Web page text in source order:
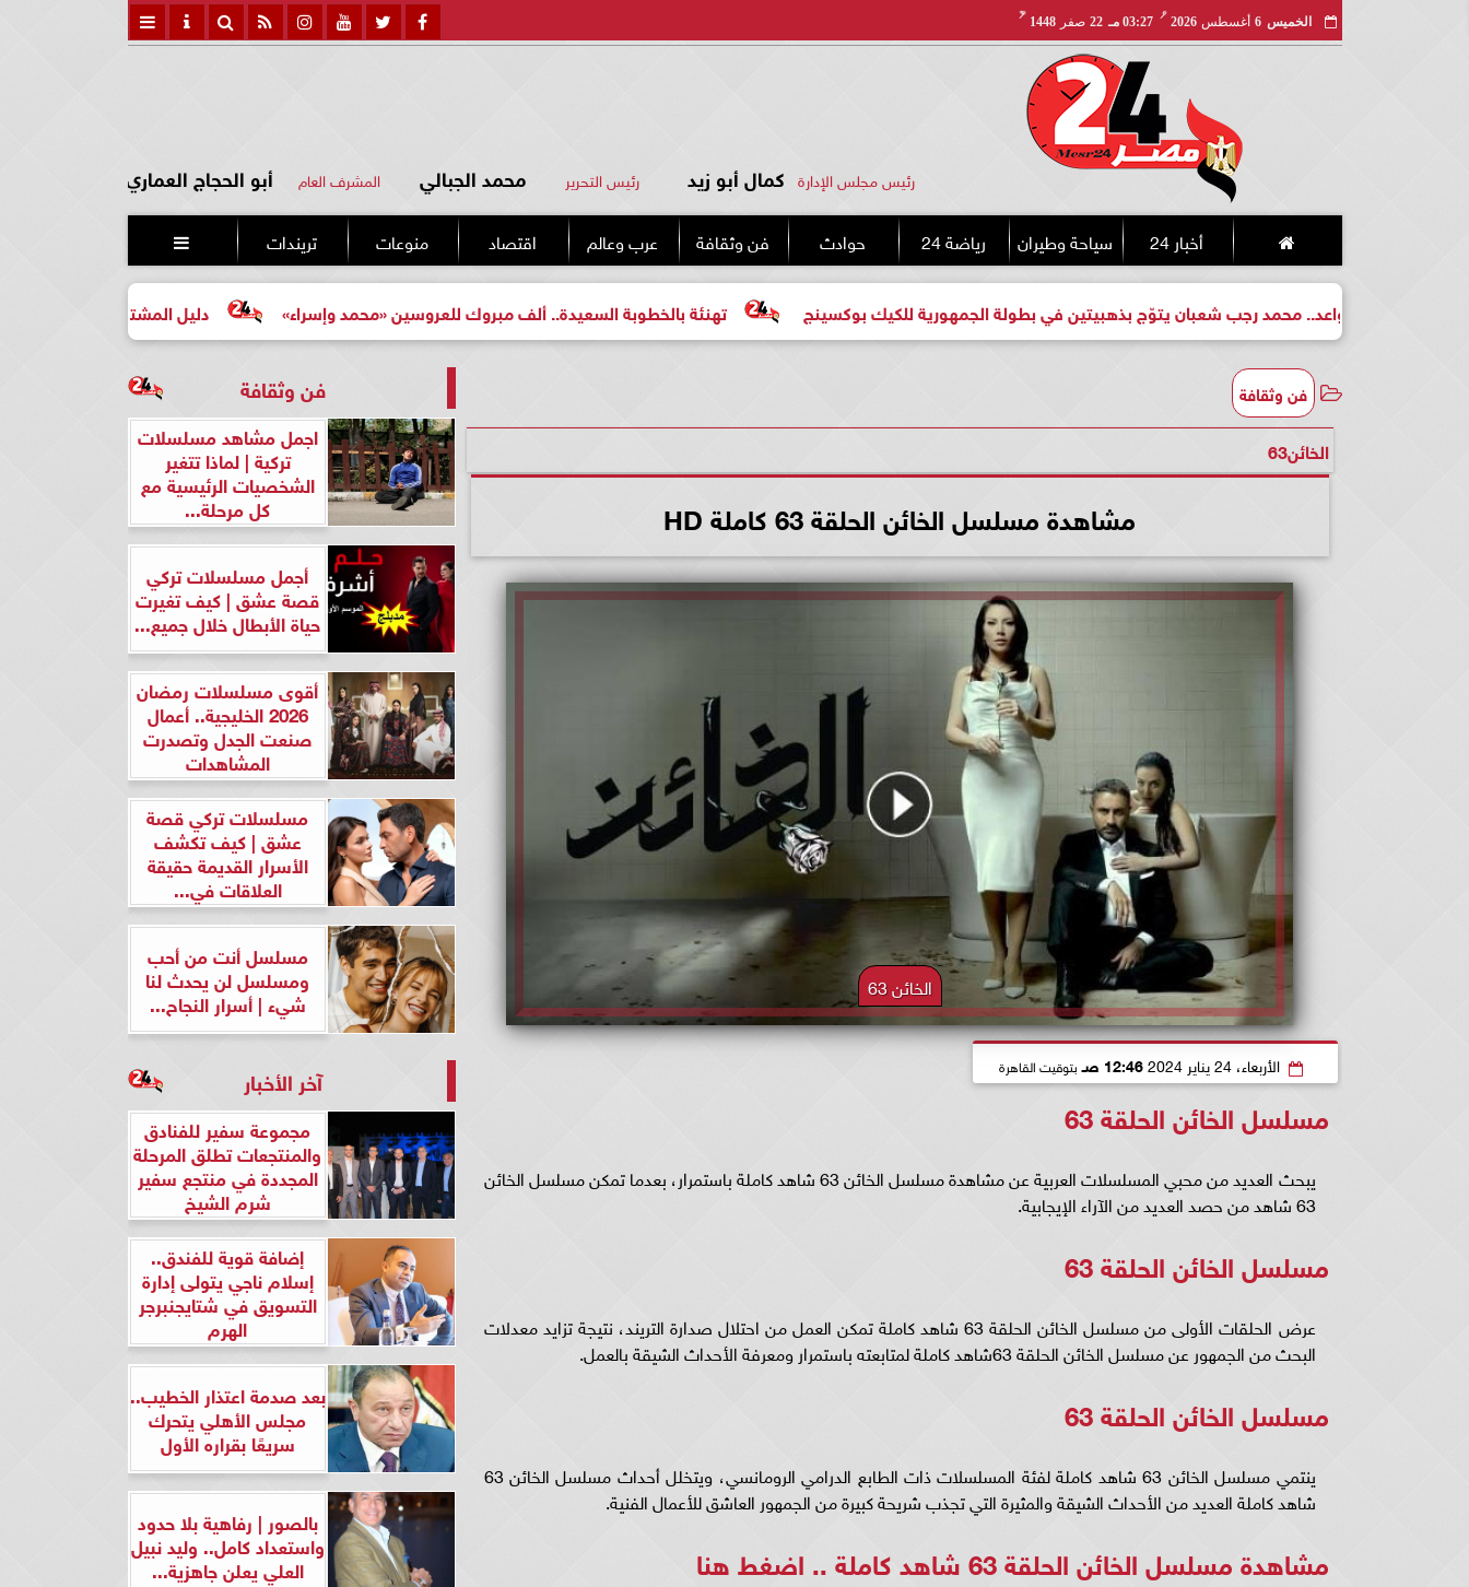
الخميس 6 أغسطس 2026
مـ
03:27 مـ 22 صفر 1448
هـ
رئيس مجلس الإدارة كمال أبو زيد رئيس التحرير محمد الجبالي المشرف العام أبو الحجاج العماري
أخبار 24 سياحة وطيران رياضة 24 حوادث فن وثقافة عرب وعالم اقتصاد منوعات تريندات 
دليل المشتري لأول مرة لاختيار مشروع تهنئة بالخطوبة السعيدة.. ألف مبروك للعروسين «محمد وإسراء» واعد.. محمد رجب شعبان يتوّج بذهبيتين في بطولة الجمهورية للكيك بوكسينج
فن وثقافة
الخائن63
مشاهدة مسلسل الخائن الحلقة 63 كاملة HD
الخائن 63
الأربعاء، 24 يناير 2024 12:46 صـ بتوقيت القاهرة
مسلسل الخائن الحلقة 63
يبحث العديد من محبي المسلسلات العربية عن مشاهدة مسلسل الخائن 63 شاهد كاملة باستمرار، بعدما تمكن مسلسل الخائن
63 شاهد من حصد العديد من الآراء الإيجابية.
مسلسل الخائن الحلقة 63
عرض الحلقات الأولى من مسلسل الخائن الحلقة 63 شاهد كاملة تمكن العمل من احتلال صدارة التريند، نتيجة تزايد معدلات
البحث من الجمهور عن مسلسل الخائن الحلقة 63شاهد كاملة لمتابعته باستمرار ومعرفة الأحداث الشيقة بالعمل.
مسلسل الخائن الحلقة 63
ينتمي مسلسل الخائن 63 شاهد كاملة لفئة المسلسلات ذات الطابع الدرامي الرومانسي، ويتخلل أحداث مسلسل الخائن 63
شاهد كاملة العديد من الأحداث الشيقة والمثيرة التي تجذب شريحة كبيرة من الجمهور العاشق للأعمال الفنية.
مشاهدة مسلسل الخائن الحلقة 63 شاهد كاملة ..
اضغط هنا
فن وثقافة
اجمل مشاهد مسلسلات
تركية | لماذا تتغير
الشخصيات الرئيسية مع
كل مرحلة...
أجمل مسلسلات تركي
قصة عشق | كيف تغيرت
حياة الأبطال خلال جميع...
أقوى مسلسلات رمضان
2026 الخليجية.. أعمال
صنعت الجدل وتصدرت
المشاهدات
مسلسلات تركي قصة
عشق | كيف تكشف
الأسرار القديمة حقيقة
العلاقات في...
مسلسل أنت من أحب
ومسلسل لن يحدث لنا
شيء | أسرار النجاح...
آخر الأخبار
مجموعة سفير للفنادق
والمنتجعات تطلق المرحلة
المجددة في منتجع سفير
شرم الشيخ
إضافة قوية للفندق..
إسلام ناجي يتولى إدارة
التسويق في شتايجنبرجر
الهرم
بعد صدمة اعتذار الخطيب..
مجلس الأهلي يتحرك
سريعًا بقراره الأول
بالصور | رفاهية بلا حدود
واستعداد كامل.. وليد نبيل
العلي يعلن جاهزية...